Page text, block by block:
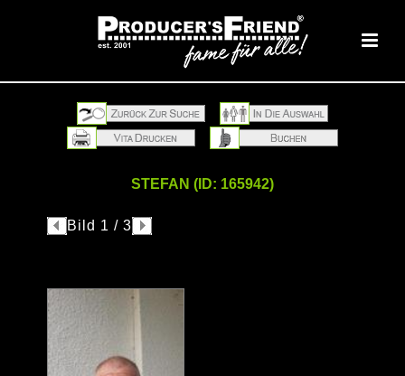
STEFAN (ID: 165942)
Bild 1 / 3